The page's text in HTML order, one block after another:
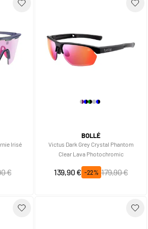
Irisé
€
BOLLÉ
Victus Dark Grey Crystal Phantom
Clear Lava Photochromic
Sonderpreis
139,90 € -22%
Regulärer Preis
179,90 €